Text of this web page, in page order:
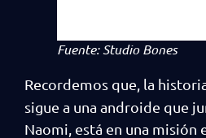
Fuente: Studio Bones
Recordemos que, la
sigue a una androide que
Naomi, está en una misión